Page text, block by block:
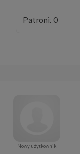
Patroni: 0
Nowy użytkownik